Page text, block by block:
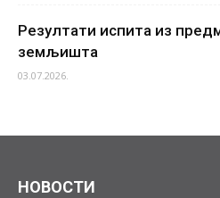
Резултати испита из
земљишта
03.07.2026.
НОВОСТИ